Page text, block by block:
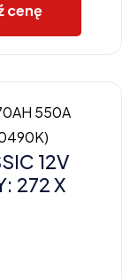
cenę
12V
272 X